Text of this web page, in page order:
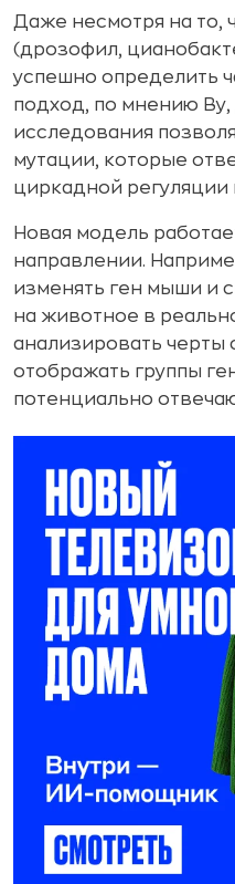
Даже несмотря на то,
(дрозофил,
успешно определить
подход, по мнению Ву,
исследования
мутации, которые
циркадной регуляции
Новая модель
направлении.
изменять ген мыши и
на животное в
анализировать
отображать группы
потенциально